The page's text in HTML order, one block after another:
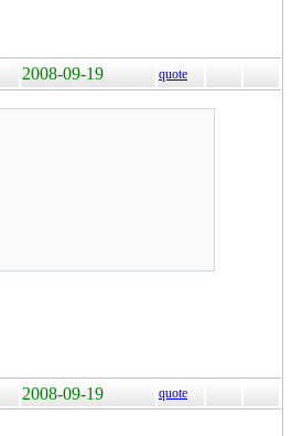
2008-09-19 quote
2008-09-19 quote